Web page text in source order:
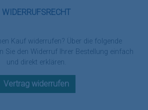
WIDERRUFSRECHT
Kauf widerrufen? Über die folgende
Sie den Widerruf Ihrer Bestellung einfach
und direkt erklären.
Vertrag widerrufen